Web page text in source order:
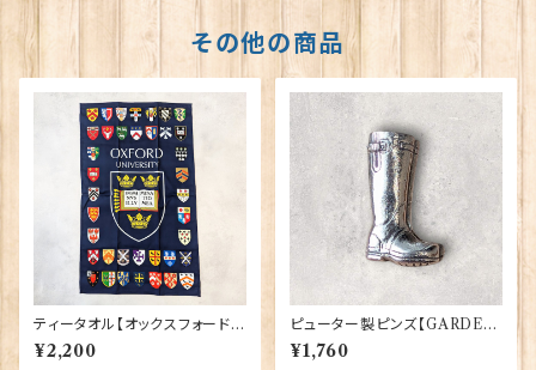
その他の商品
ティータオル【オックスフォード大
学紋章】Elgate Products 50
001-K
¥2,200
ピューター製ピンズ【GARDEN
BOOT】Cadogan 90166-X
WTP166
¥1,760